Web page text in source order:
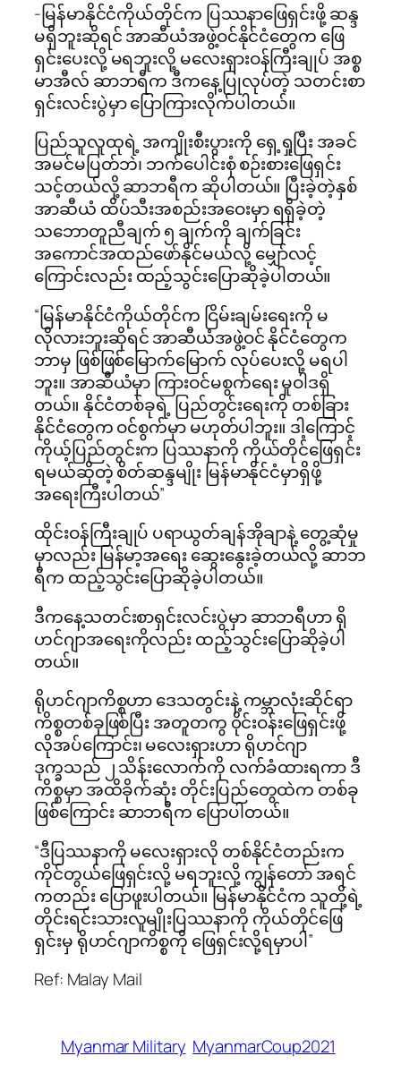
-မြန်မာနိုင်ငံကိုယ်တိုင်က ပြဿနာဖြေရှင်းဖို့ ဆန္ဒ
မရှိဘူးဆိုရင် အာဆီယံအဖွဲ့ဝင်နိုင်ငံတွေက ဖြေ
ရှင်းပေးလို့ မရဘူးလို့ မလေးရှားဝန်ကြီးချုပ် အစ္စ
မာအီလ် ဆာဘရီက ဒီကနေ့ပြုလုပ်တဲ့ သတင်းစာ
ရှင်းလင်းပွဲမှာ ပြောကြားလိုက်ပါတယ်။
ပြည်သူလူထုရဲ့ အကျိုးစီးပွားကို ရှေ့ရှုပြီး အခင်
အမင်မပြတ်ဘဲ၊ ဘက်ပေါင်းစုံ စဉ်းစားဖြေရှင်း
သင့်တယ်လို့ ဆာဘရီက ဆိုပါတယ်။ ပြီးခဲ့တဲ့နှစ်
အာဆီယံ ထိပ်သီးအစည်းအဝေးမှာ ရရှိခဲ့တဲ့​
သဘောတူညီချက် ၅ ချက်ကို ချက်ခြင်း
အကောင်အထည်ဖော်နိုင်မယ်လို့ မျှော်လင့်
ကြောင်းလည်း ထည့်သွင်းပြောဆိုခဲ့ပါတယ်။
“မြန်မာနိုင်ငံကိုယ်တိုင်က ငြိမ်းချမ်းရေးကို မ
လိုလားဘူးဆိုရင် အာဆီယံအဖွဲ့ဝင် နိုင်ငံတွေက
ဘာမှ ဖြစ်ဖြစ်မြောက်မြောက် လုပ်ပေးလို့ မရပါ
ဘူး။ အာဆီယံမှာ ကြားဝင်မစွက်ရေး မူဝါဒရှိ
တယ်။ နိုင်ငံတစ်ခုရဲ့ ပြည်တွင်းရေးကို တစ်ခြား
နိုင်ငံတွေက ဝင်စွက်မှာ မဟုတ်ပါဘူး။ ဒါ့ကြောင့်
ကိုယ့်ပြည်တွင်းက ပြဿနာကို ကိုယ်တိုင်ဖြေရှင်း
ရမယ်ဆိုတဲ့ စိတ်ဆန္ဒမျိုး မြန်မာနိုင်ငံမှာရှိဖို့
အရေးကြီးပါတယ်”
ထိုင်းဝန်ကြီးချုပ် ပရာယွတ်ချန်အိုချာနဲ့ တွေ့ဆုံမှု
မှာလည်း မြန်မာ့အရေး ဆွေးနွေးခဲ့တယ်လို့ ဆာဘ
ရီက ထည့်သွင်းပြောဆိုခဲ့ပါတယ်။
ဒီကနေ့သတင်းစာရှင်းလင်းပွဲမှာ ဆာဘရီဟာ ရို
ဟင်ဂျာအရေးကိုလည်း ထည့်သွင်းပြောဆိုခဲ့ပါ
တယ်။
ရိုဟင်ဂျာကိစ္စဟာ ဒေသတွင်းနဲ့ ကမ္ဘာလုံးဆိုင်ရာ
ကိစ္စတစ်ခုဖြစ်ပြီး အတူတကွ ၀ိုင်းဝန်းဖြေရှင်းဖို့
လိုအပ်ကြောင်း၊ မလေးရှားဟာ ရိုဟင်ဂျာ
ဒုက္ခသည် ၂ သိန်းလောက်ကို လက်ခံထားရကာ ဒီ
ကိစ္စမှာ အထိခိုက်ဆုံး တိုင်းပြည်တွေထဲက တစ်ခု
ဖြစ်ကြောင်း ဆာဘရီက ပြောပါတယ်။
“ဒီပြဿနာကို မလေးရှားလို တစ်နိုင်ငံတည်းက
ကိုင်တွယ်ဖြေရှင်းလို့ မရဘူးလို့ ကျွန်တော် အရင်
ကတည်း ပြောဖူးပါတယ်။ မြန်မာနိုင်ငံက သူတို့ရဲ့
တိုင်းရင်းသားလူမျိုးပြဿနာကို ကိုယ်တိုင်ဖြေ
ရှင်းမှ ရိုဟင်ဂျာကိစ္စကို ဖြေရှင်းလို့ရမှာပါ”
Ref: Malay Mail
Myanmar Military MyanmarCoup2021